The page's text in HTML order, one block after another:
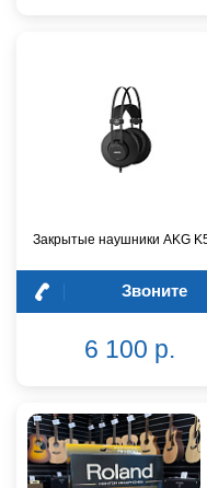
Закрытые наушники AKG
Звоните
6 100 р.